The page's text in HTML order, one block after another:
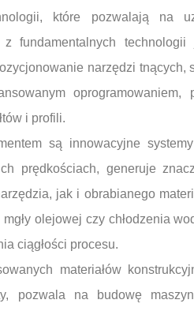
które pozwalają na
z fundamentalnych
narzędzi
i profili.
są innowacyjne
prędkościach, generuje
jak i obrabianego
mgły olejowej czy chłodzenia
ciągłości procesu.
materiałów
pozwala na budowę